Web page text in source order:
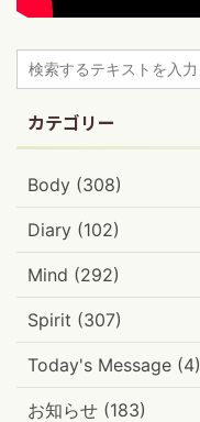
カテゴリー
Body (308)
Diary (102)
Mind (292)
Spirit (307)
Today's Message (4)
お知らせ (183)